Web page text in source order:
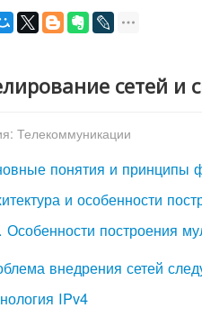
сетей и
Телекоммуникации
понятия и принципы
и особенности
Особенности построения
внедрения сетей
IPv4